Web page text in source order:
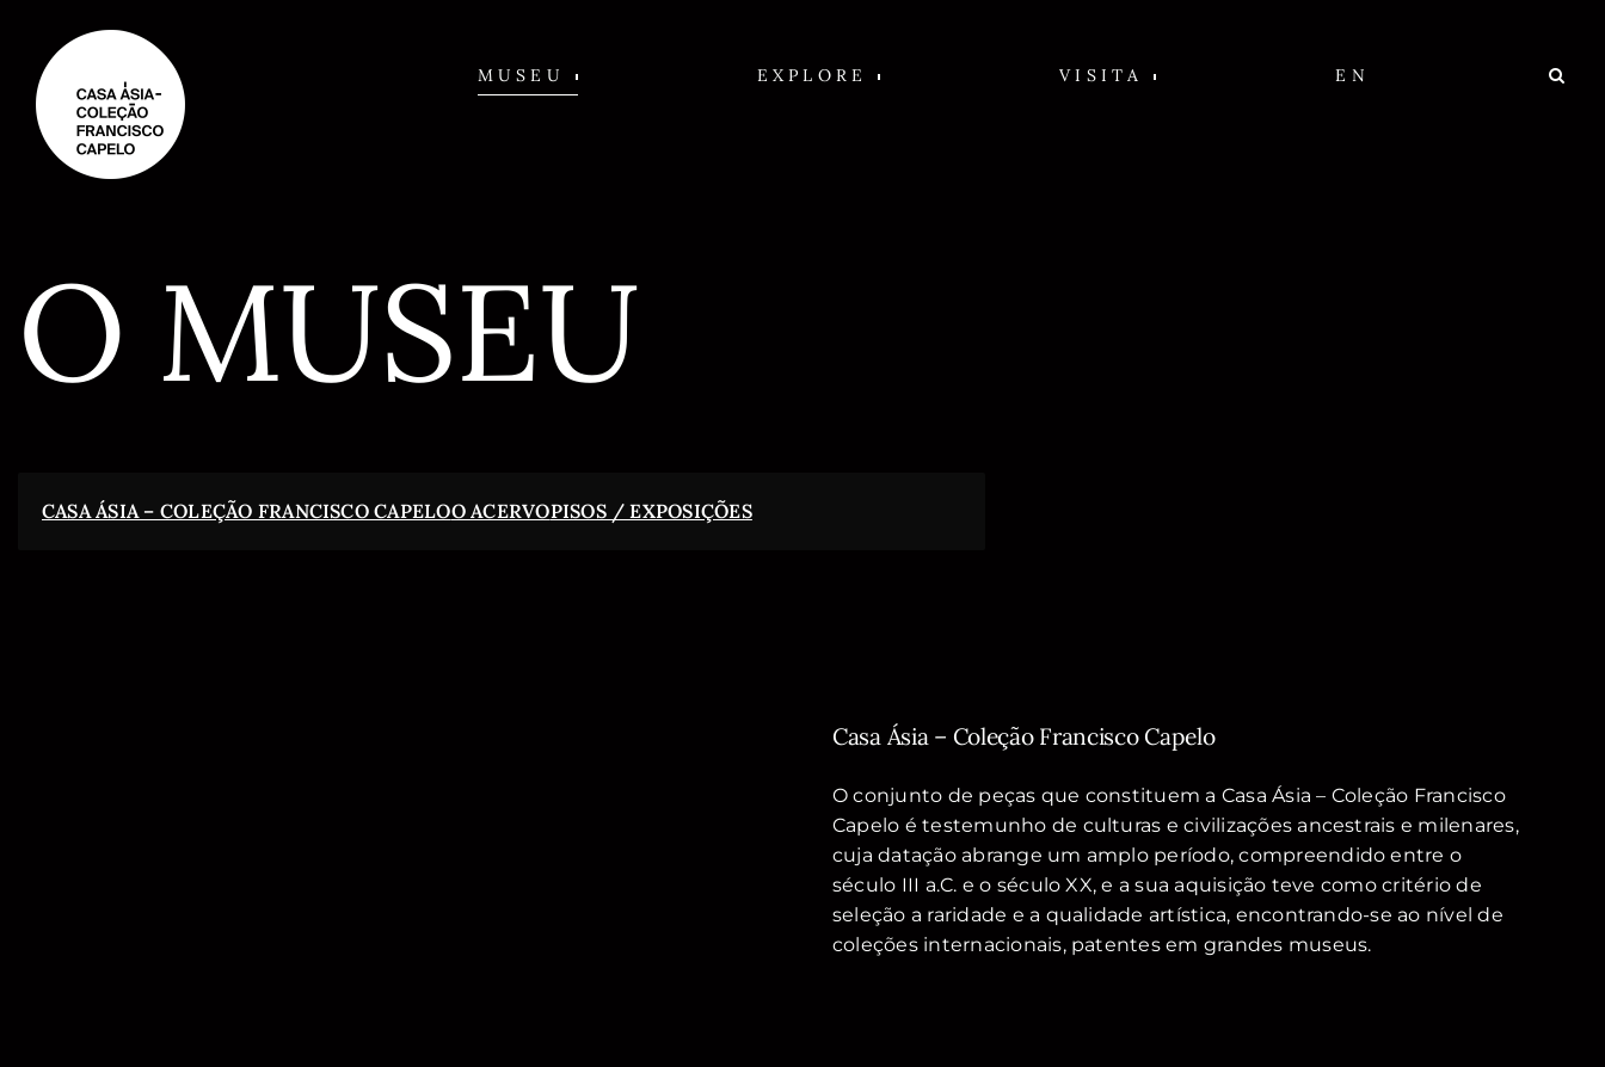
conteúdo
MUSEU EXPLORE VISITA EN
O MUSEU
CASA ÁSIA – COLEÇÃO FRANCISCO CAPELOO ACERVOPISOS / EXPOSIÇÕES
Casa Ásia – Coleção Francisco Capelo
O conjunto de peças que constituem a Casa Ásia – Coleção Francisco
Capelo é testemunho de culturas e civilizações ancestrais e milenares,
cuja datação abrange um amplo período, compreendido entre o
século III a.C. e o século XX, e a sua aquisição teve como critério de
seleção a raridade e a qualidade artística, encontrando-se ao nível de
coleções internacionais, patentes em grandes museus.